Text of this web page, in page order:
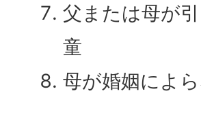
父または母が
童
母が婚姻によ